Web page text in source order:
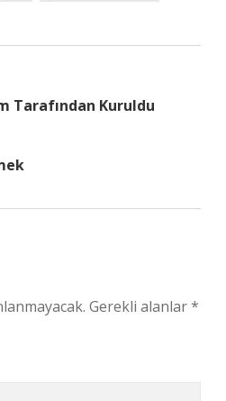
Tarafından Kuruldu
Gerekli alanlar*